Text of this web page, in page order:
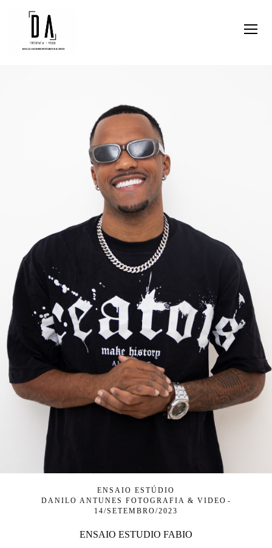
ENSAIO ESTÚDIO
DANILO ANTUNES FOTOGRAFIA & VIDEO
14/SETEMBRO/2023
ENSAIO ESTUDIO FABIO